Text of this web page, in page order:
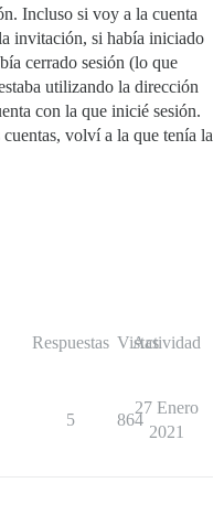
Incluso si voy a la cuenta
invitación, si había iniciado
cerrado sesión (lo que
utilizando la dirección
con la que inicié sesión.
volví a la que tenía la
Respuestas Vistas
Actividad
5 864
27 Enero
2021